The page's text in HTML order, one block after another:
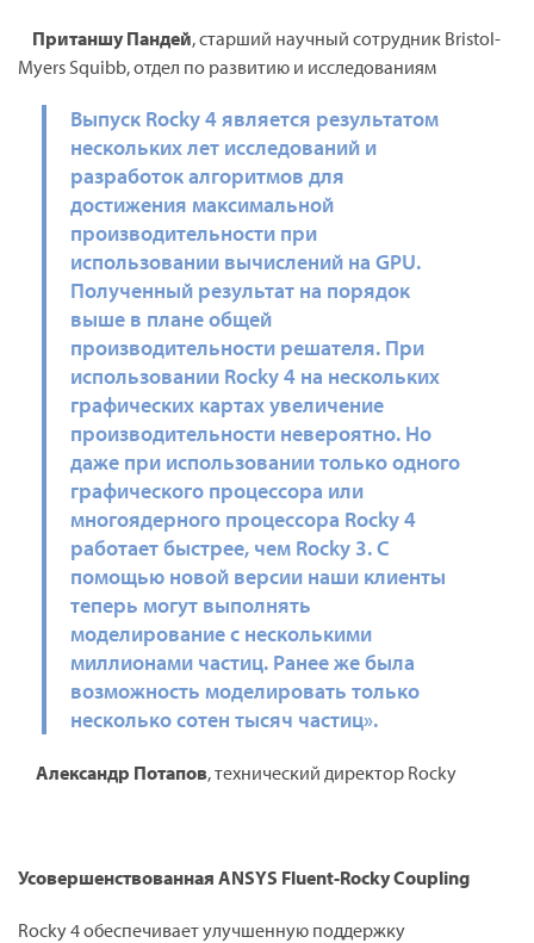
Пританшу Пандей, старший научный сотрудник Bristol-
Myers Squibb, отдел по развитию и исследованиям
Выпуск Rocky 4 является результатом
нескольких лет исследований и
разработок алгоритмов для
достижения максимальной
производительности при
использовании вычислений на GPU.
Полученный результат на порядок
выше в плане общей
производительности решателя. При
использовании Rocky 4 на нескольких
графических картах увеличение
производительности невероятно. Но
даже при использовании только одного
графического процессора или
многоядерного процессора Rocky 4
работает быстрее, чем Rocky 3. С
помощью новой версии наши клиенты
теперь могут выполнять
моделирование с несколькими
миллионами частиц. Ранее же была
возможность моделировать только
несколько сотен тысяч частиц».
Александр Потапов, технический директор Rocky
Усовершенствованная ANSYS Fluent-RockyCoupling
Rocky 4 обеспечивает улучшенную поддержку